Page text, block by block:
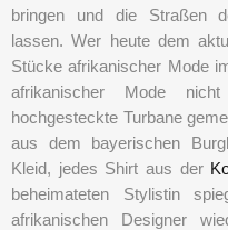
bringen und die Straßen
lassen. Wer heute dem
Stücke afrikanischer Mode
afrikanischer Mode
hochgesteckte Turbane
aus dem bayerischen
Kleid, jedes Shirt aus der
beheimateten Stylistin
afrikanischen Designer